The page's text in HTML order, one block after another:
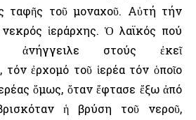
ταφῆς τοῦ μοναχοῦ. Αὐτή τήν
ἱεράρχης. Ὁ λαϊκός πού
ἀνήγγειλε στούς ἐκεῖ
τόν ἐρχομό τοῦ ἱερέα τόν ὁποῖο
ὅμως, ὅταν ἔφτασε ἔξω ἀπό
ἡ βρύση τοῦ νεροῦ,